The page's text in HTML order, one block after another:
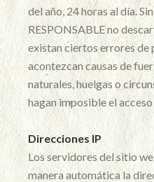
del año, 24 horas al día.
RESPONSABLE no
existan ciertos errores de
acontezcan causas de
naturales, huelgas o
hagan imposible el acceso
Direcciones IP
Los servidores del sitio
manera automática la